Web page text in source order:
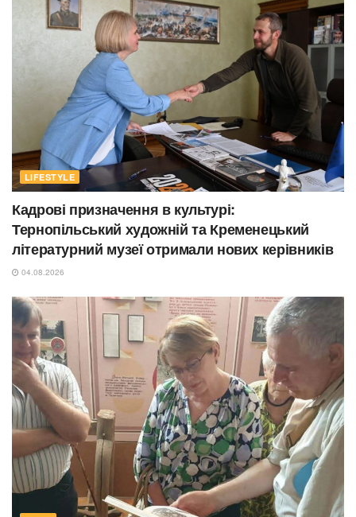
LIFESTYLE
Кадрові призначення в культурі:
Тернопільський художній та Кременецький
літературний музеї отримали нових керівників
04.08.2026